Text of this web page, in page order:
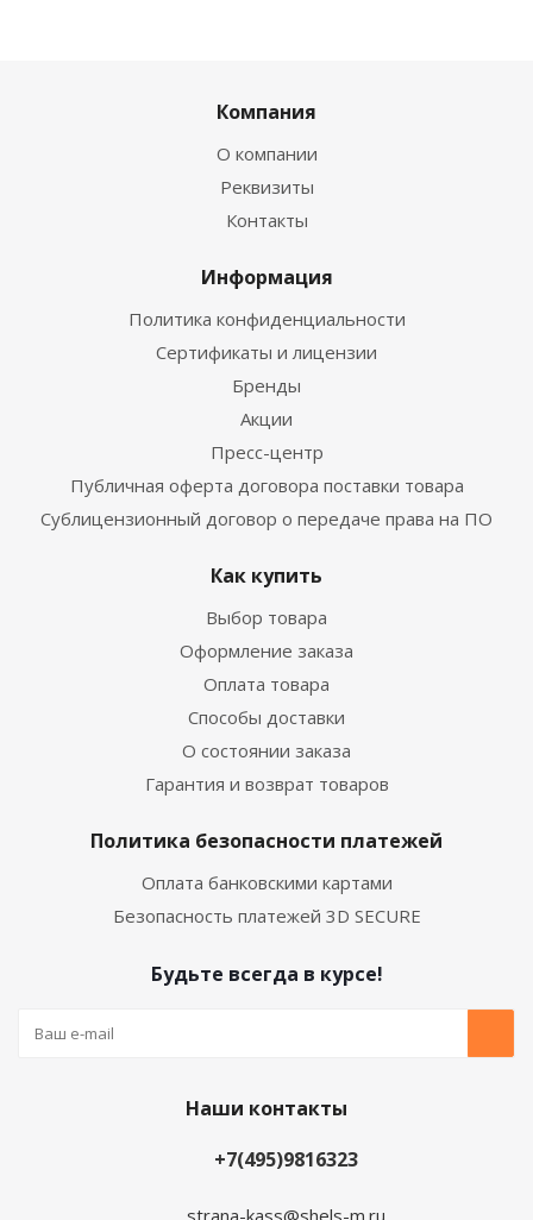
Компания
О компании
Реквизиты
Контакты
Информация
Политика конфиденциальности
Сертификаты и лицензии
Бренды
Акции
Пресс-центр
Публичная оферта договора поставки товара
Сублицензионный договор о передаче права на ПО
Как купить
Выбор товара
Оформление заказа
Оплата товара
Способы доставки
О состоянии заказа
Гарантия и возврат товаров
Политика безопасности платежей
Оплата банковскими картами
Безопасность платежей 3D SECURE
Будьте всегда в курсе!
Наши контакты
+7(495)9816323
strana-kass@shels-m.ru